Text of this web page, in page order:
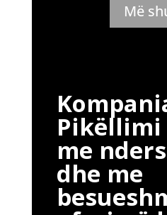
Më
Pikëllimi
me
dhe me